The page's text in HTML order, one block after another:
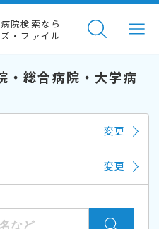
院検索なら
・ファイル
・総合病院・大学病
変更
変更